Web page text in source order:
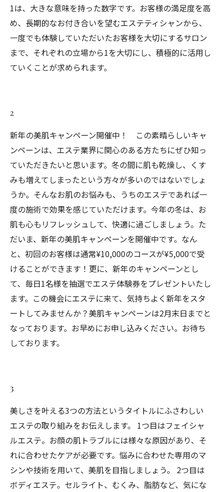
1は、大きな意味を持った数字です。お客様の満足度を高
め、長期的なお付き合いを望むエステティシャンから、
一度でも体験していただいたお客様を大切にするサロン
まで、それぞれの立場から1を大切にし、積極的に活用し
ていくことが求められます。
2
新年の美肌キャンペーン開催中！ この素晴らしいキャ
ンペーンは、エステ業界に関心のある方たちにぜひ知っ
ていただきたいと思います。冬の間に肌も乾燥し、くす
みも増えてしまったという方々が多いのではないでしょ
うか。そんなお肌のお悩みも、うちのエステであれば一
度の施術で効果を感じていただけます。今年の冬は、お
肌も心もリフレッシュして、快適に過ごしましょう。た
だいま、新年の美肌キャンペーンを開催中です。なん
と、初回のお客様は通常¥10,000のコースが¥5,000で受
けることができます！更に、新年のキャンペーンとし
て、毎日1名様を抽選でエステ体験券をプレゼントいたし
ます。この機会にエステに来て、気持ちよく新年をスタ
ートしてみませんか？美肌キャンペーンは2月末日までと
なっております。お早めにお申し込みください。お待ち
しております。
3
美しさを叶える3つの方法というタイトルにふさわしい
エステの取り組みをお伝えします。 1つ目はフェイシャ
ルエステ。お顔の肌トラブルには様々な原因があり、そ
れに合わせたケアが必要です。悩みに合わせた専用のマ
シンや技術を用いて、美肌を目指しましょう。 2つ目は
ボディエステ。セルライト、むくみ、脂肪など、気にな